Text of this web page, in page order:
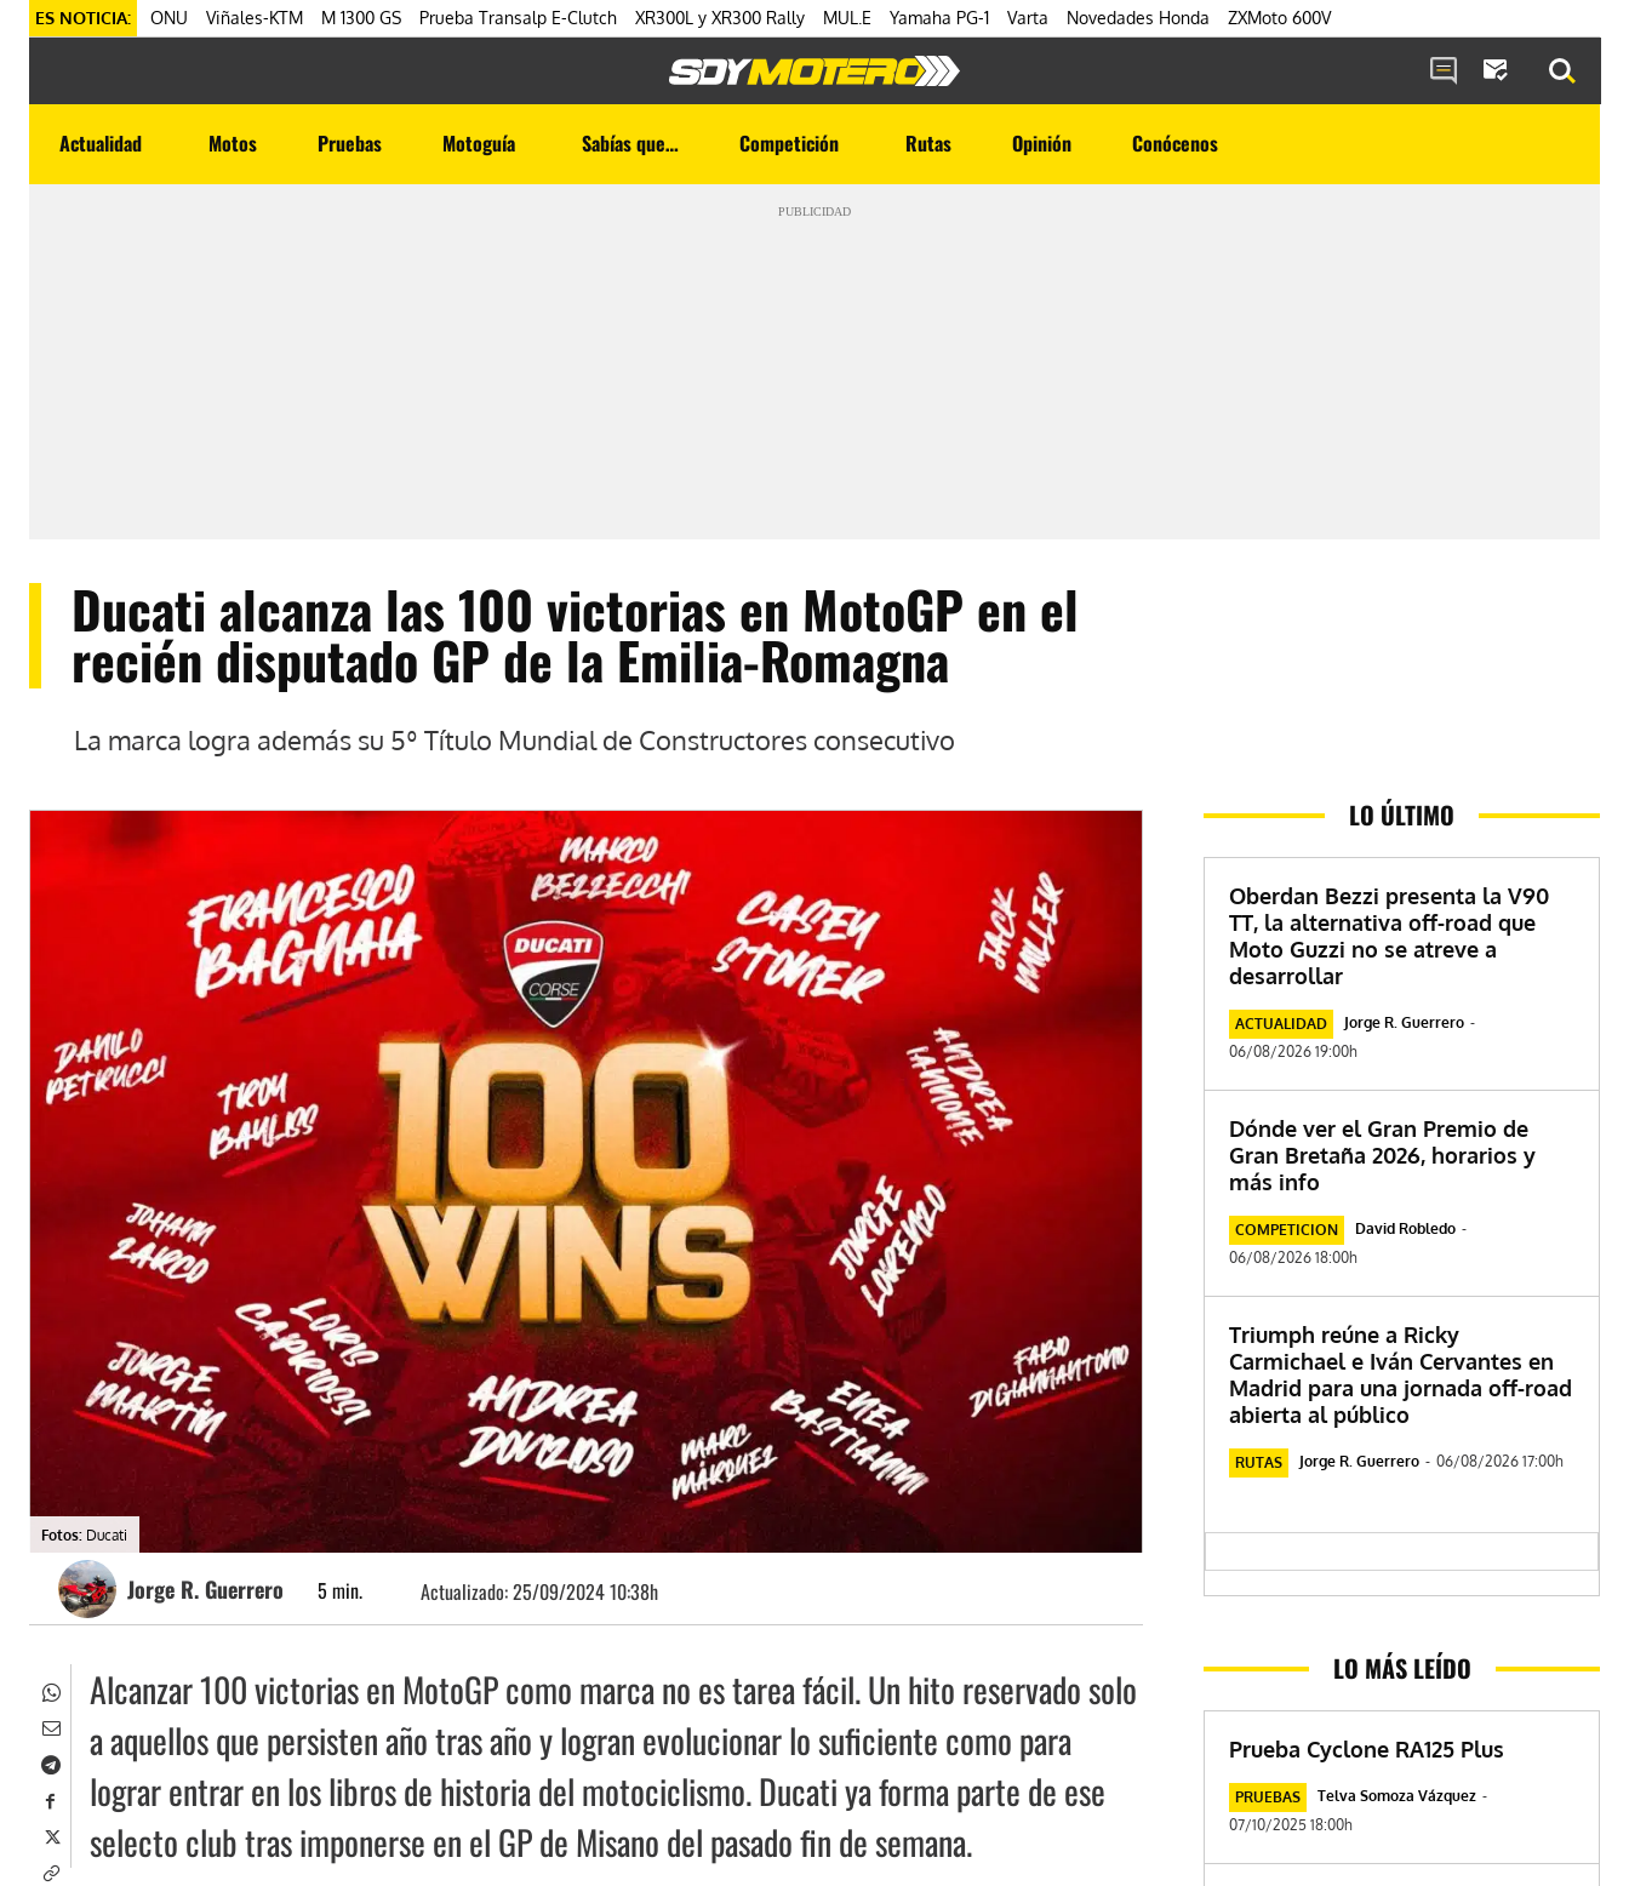
ES NOTICIA: ONU Viñales-KTM M 1300 GS Prueba Transalp E-Clutch XR300L y XR300 Rally MUL.E Yamaha PG-1 Varta Novedades Honda ZXMoto 600V
Actualidad Motos Pruebas Motoguía Sabías que… Competición Rutas Opinión Conócenos
PUBLICIDAD
Ducati alcanza las 100 victorias en MotoGP en el
recién disputado GP de la Emilia-Romagna
La marca logra además su 5º Título Mundial de Constructores consecutivo
Fotos: Ducati
Jorge R. Guerrero 5 min. Actualizado:25/09/2024 10:38h
Alcanzar 100 victorias en MotoGP como marca no es tarea fácil. Un hito reservado solo
a aquellos que persisten año tras año y logran evolucionar lo suficiente como para
lograr entrar en los libros de historia del motociclismo. Ducati ya forma parte de ese
selecto club tras imponerse en el GP de Misano del pasado fin de semana.
LO ÚLTIMO
Oberdan Bezzi presenta la V90
TT, la alternativa off-road que
Moto Guzzi no se atreve a
desarrollar
ACTUALIDAD Jorge R. Guerrero -
06/08/2026 19:00h
Dónde ver el Gran Premio de
Gran Bretaña 2026, horarios y
más info
COMPETICION David Robledo -
06/08/2026 18:00h
Triumph reúne a Ricky
Carmichael e Iván Cervantes en
Madrid para una jornada off-road
abierta al público
RUTAS Jorge R. Guerrero - 06/08/2026 17:00h
LO MÁS LEÍDO
Prueba Cyclone RA125 Plus
PRUEBAS Telva Somoza Vázquez -
07/10/2025 18:00h